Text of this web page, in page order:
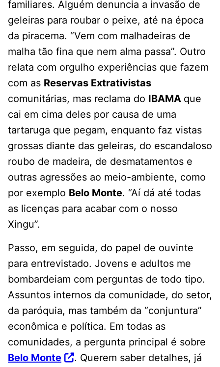
familiares. Alguém denuncia a invasão de
geleiras para roubar o peixe, até na época
da piracema. “Vem com malhadeiras de
malha tão fina que nem alma passa”. Outro
relata com orgulho experiências que fazem
com as Reservas Extrativistas
comunitárias, mas reclama do IBAMA que
cai em cima deles por causa de uma
tartaruga que pegam, enquanto faz vistas
grossas diante das geleiras, do escandaloso
roubo de madeira, de desmatamentos e
outras agressões ao meio-ambiente, como
por exemplo Belo Monte. “Aí dá até todas
as licenças para acabar com o nosso
Xingu”.
Passo, em seguida, do papel de ouvinte
para entrevistado. Jovens e adultos me
bombardeiam com perguntas de todo tipo.
Assuntos internos da comunidade, do setor,
da paróquia, mas também da “conjuntura”
econômica e política. Em todas as
comunidades, a pergunta principal é sobre
Belo Monte
. Querem saber detalhes, já